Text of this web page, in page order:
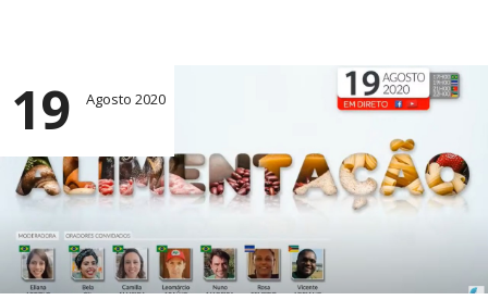
19 Agosto 2020